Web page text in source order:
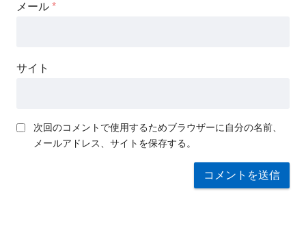
メール *
サイト
次回のコメントで使用するためブラウザーに自分の名前、
メールアドレス、サイトを保存する。